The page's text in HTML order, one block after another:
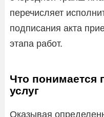
перечисляет
подписания акта
этапа работ.
Что понимается
услуг
Оказывая